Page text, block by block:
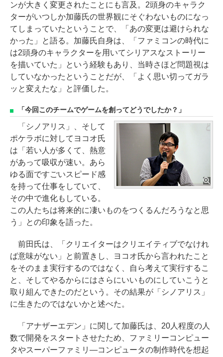
ンが大きく変更されたことにも言及。2頭身のキャラク
ターがいつしか加藤氏の世界観にそぐわないものになっ
てしまっていたということで、「あの変更は避けられな
かった」と語る。加藤氏自身は、「ファミコンの時代に
は2頭身のキャラクターを用いてシリアスなストーリー
を描いていた」という経験もあり、当時さほど問題視は
していなかったということだが、「よく思い切ってガラ
ッと変えたな」と評価した。
「今回このチームでゲームを創ってどうでしたか？」
「シノアリス」、そして
ポケラボに対してヨコオ氏
は「若い人が多くて、熱意
があって吸収が速い。あら
ゆる面ですごいスピード感
を持って仕事をしていて、
その中で進化もしている。
この人たちは将来的に凄いものをつくるんだろうなと思
う」との印象を語った。
前田氏は、「クリエイターはクリエイティブでなけれ
ば意味がない」と前置きし、ヨコオ氏から言われたこと
をそのまま実行するのではなく、自ら考えて実行するこ
と、そしてやるからにはさらにいいものにしていこうと
取り組んできたのだという。その結果が「シノアリス」
に生きたのではないかと述べた。
「アナザーエデン」に関して加藤氏は、20人程度の人
数で開発をスタートさせたため、ファミリーコンピュー
タやスーパーファミリ―コンピュータの制作時代を想起